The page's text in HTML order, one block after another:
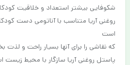
شکوفایی بیشتر استعداد و خلاقیت
روغنی آریا متناسب با آناتومی دست
است
که نقاشی را برای آنها بسیار راحت و
پاستل روغنی آریا سازگار با محیط زیست